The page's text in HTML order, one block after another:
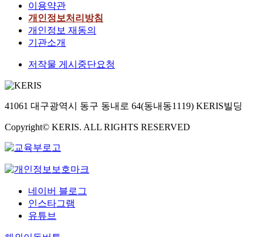
이용약관
개인정보처리방침
개인정보 재동의
기관소개
저작물 게시중단요청
41061 대구광역시 동구 동내로 64(동내동1119) KERIS빌딩
Copyright© KERIS. ALL RIGHTS RESERVED
네이버 블로그
인스타그램
유튜브